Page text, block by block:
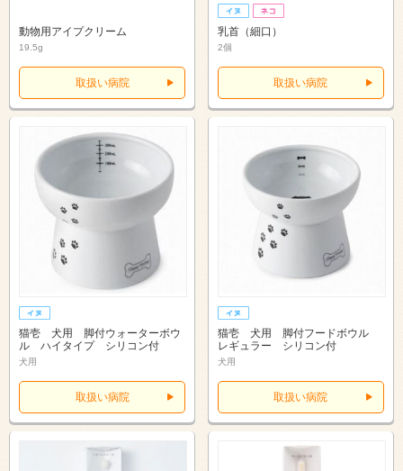
動物用アイプクリーム
19.5g
取扱い病院
乳首（細口）
2個
取扱い病院
猫壱 犬用 脚付ウォーターボウ
ル ハイタイプ シリコン付
犬用
取扱い病院
猫壱 犬用 脚付フードボウル
レギュラー シリコン付
犬用
取扱い病院